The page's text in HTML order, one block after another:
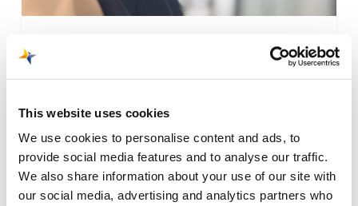
This website uses cookies
We use cookies to personalise content and ads, to
provide social media features and to analyse our traffic.
We also share information about your use of our site with
our social media, advertising and analytics partners who
15 april 2025
Wat als je meer tijd en
rust nodig hebt?
Een goede voorbereiding is het halve
werk! Een vliegreis maken kan best